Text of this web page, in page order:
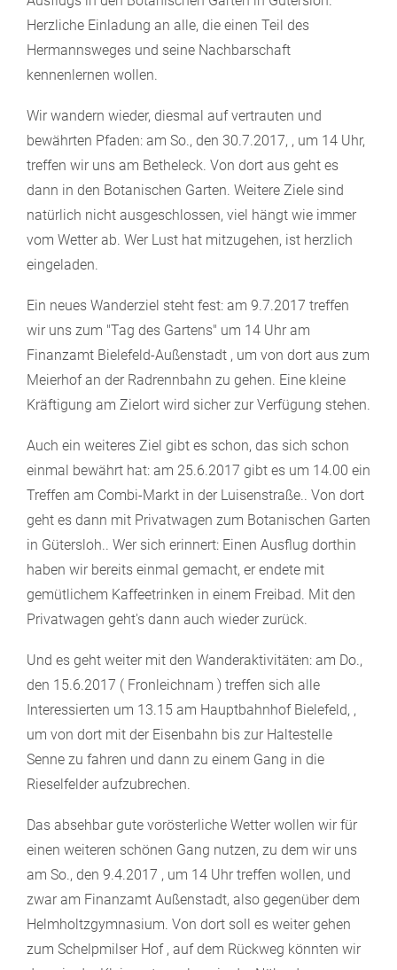
Herzliche Einladung an alle, die einen Teil des
Hermannsweges und seine Nachbarschaft
kennenlernen wollen.
Wir wandern wieder, diesmal auf vertrauten und
bewährten Pfaden: am So., den 30.7.2017, , um 14 Uhr,
treffen wir uns am Betheleck. Von dort aus geht es
dann in den Botanischen Garten. Weitere Ziele sind
natürlich nicht ausgeschlossen, viel hängt wie immer
vom Wetter ab. Wer Lust hat mitzugehen, ist herzlich
eingeladen.
Ein neues Wanderziel steht fest: am 9.7.2017 treffen
wir uns zum "Tag des Gartens" um 14 Uhr am
Finanzamt Bielefeld-Außenstadt , um von dort aus zum
Meierhof an der Radrennbahn zu gehen. Eine kleine
Kräftigung am Zielort wird sicher zur Verfügung stehen.
Auch ein weiteres Ziel gibt es schon, das sich schon
einmal bewährt hat: am 25.6.2017 gibt es um 14.00 ein
Treffen am Combi-Markt in der Luisenstraße.. Von dort
geht es dann mit Privatwagen zum Botanischen Garten
in Gütersloh.. Wer sich erinnert: Einen Ausflug dorthin
haben wir bereits einmal gemacht, er endete mit
gemütlichem Kaffeetrinken in einem Freibad. Mit den
Privatwagen geht's dann auch wieder zurück.
Und es geht weiter mit den Wanderaktivitäten: am Do.,
den 15.6.2017 ( Fronleichnam ) treffen sich alle
Interessierten um 13.15 am Hauptbahnhof Bielefeld, ,
um von dort mit der Eisenbahn bis zur Haltestelle
Senne zu fahren und dann zu einem Gang in die
Rieselfelder aufzubrechen.
Das absehbar gute vorösterliche Wetter wollen wir für
einen weiteren schönen Gang nutzen, zu dem wir uns
am So., den 9.4.2017 , um 14 Uhr treffen wollen, und
zwar am Finanzamt Außenstadt, also gegenüber dem
Helmholtzgymnasium. Von dort soll es weiter gehen
zum Schelpmilser Hof , auf dem Rückweg könnten wir